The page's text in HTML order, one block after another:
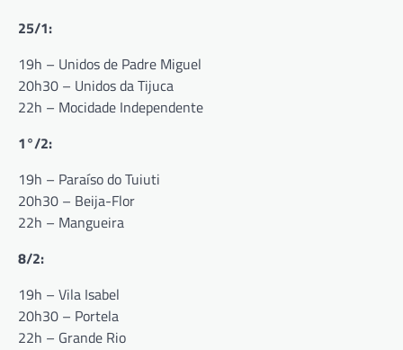
25/1:
19h – Unidos de Padre Miguel
20h30 – Unidos da Tijuca
22h – Mocidade Independente
1°/2:
19h – Paraíso do Tuiuti
20h30 – Beija-Flor
22h – Mangueira
8/2:
19h – Vila Isabel
20h30 – Portela
22h – Grande Rio